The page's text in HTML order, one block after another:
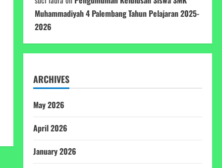
Muhammadiyah 4 Palembang Tahun Pelajaran 2025-
2026
ARCHIVES
May 2026
April 2026
January 2026